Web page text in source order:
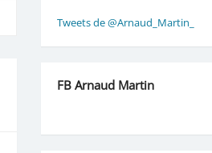
Tweets de @Arnaud_Martin_
FB Arnaud Martin